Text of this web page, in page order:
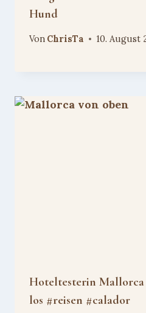
Hund
Von ChrisTa 10. August
Hoteltesterin Mallorca
los #reisen #calador